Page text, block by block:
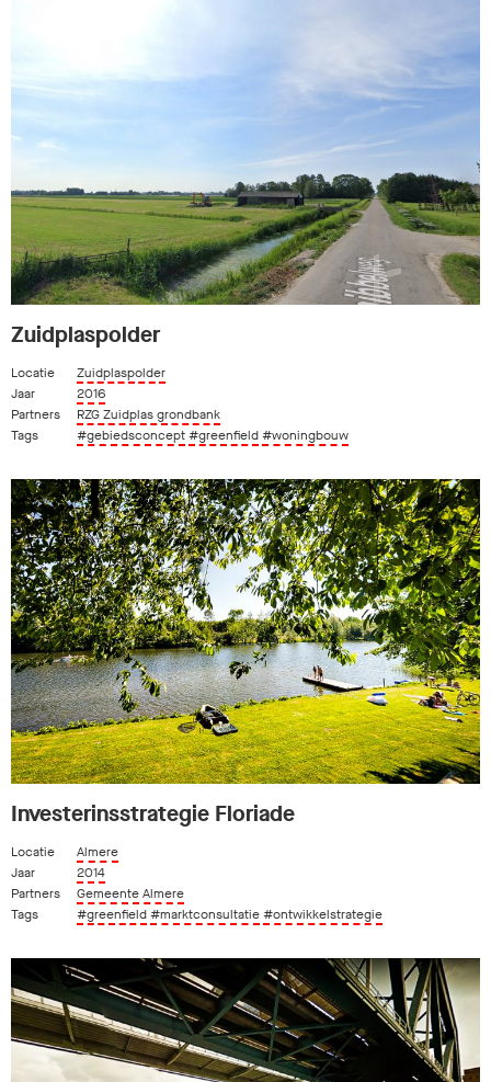
Zuidplaspolder
Locatie
Zuidplaspolder
Jaar
2016
Partners
RZG Zuidplas grondbank
Tags
#gebiedsconcept#greenfield#woningbouw
Investerinsstrategie Floriade
Locatie
Almere
Jaar
2014
Partners
Gemeente Almere
Tags
#greenfield#marktconsultatie#ontwikkelstrategie